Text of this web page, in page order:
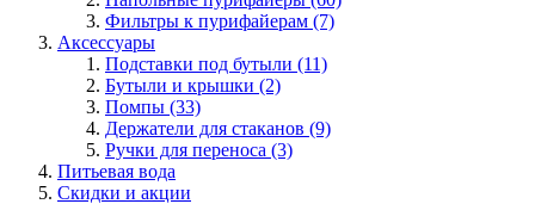
Фильтры к пурифайерам (7)
Аксессуары
Подставки под бутыли (11)
Бутыли и крышки (2)
Помпы (33)
Держатели для стаканов (9)
Ручки для переноса (3)
Питьевая вода
Скидки и акции